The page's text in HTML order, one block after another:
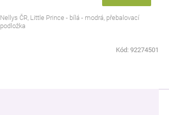
Nellys ČR, Little Prince - bílá - modrá, přebalovací
podložka
Kód: 92274501